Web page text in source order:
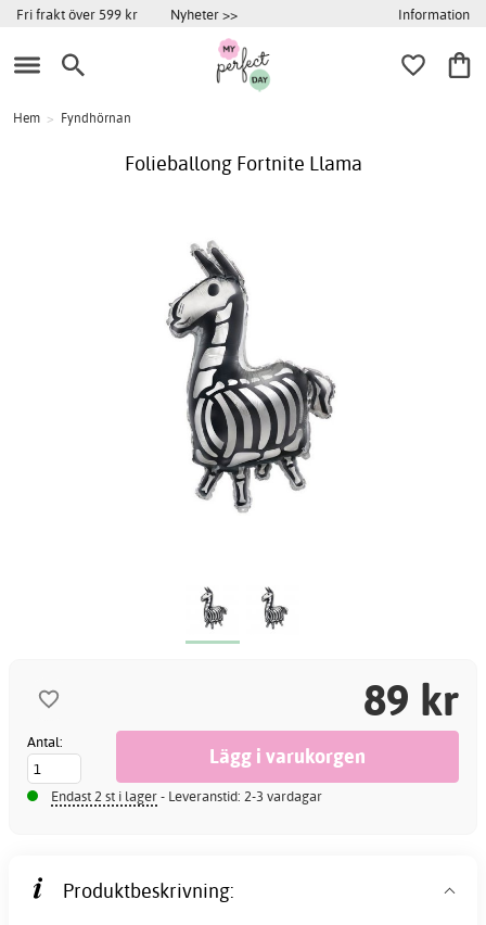
Fri frakt över 599 kr Nyheter >> Information
Hem > Fyndhörnan
Folieballong Fortnite Llama
89 kr
Antal:
Endast 2 st i lager- Leveranstid: 2-3 vardagar
Produktbeskrivning: